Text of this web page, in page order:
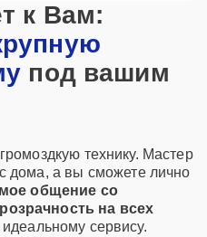
к Вам:
под вашим
технику. Мастер
дома, а вы сможете лично
общение со
на всех
сервису.